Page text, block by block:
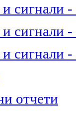
сигнали -
сигнали -
сигнали -
отчети